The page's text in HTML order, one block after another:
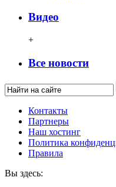
Видео
+
Все новости
Контакты
Партнеры
Наш хостинг
Политика
Правила
Вы здесь: